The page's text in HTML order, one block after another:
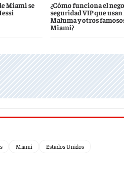
Miami se
¿Cómo funciona el
seguridad VIP que usan
Maluma y otros
Miami?
Miami Estados Unidos